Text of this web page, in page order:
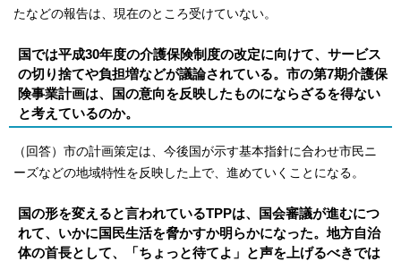
たなどの報告は、現在のところ受けていない。
国では平成30年度の介護保険制度の改定に向けて、サービス
の切り捨てや負担増などが議論されている。市の第7期介護保
険事業計画は、国の意向を反映したものにならざるを得ない
と考えているのか。
（回答）市の計画策定は、今後国が示す基本指針に合わせ市民ニ
ーズなどの地域特性を反映した上で、進めていくことになる。
国の形を変えると言われているTPPは、国会審議が進むにつ
れて、いかに国民生活を脅かすか明らかになった。地方自治
体の首長として、「ちょっと待てよ」と声を上げるべきでは